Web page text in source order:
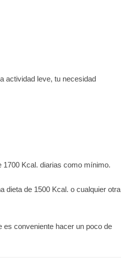
actividad leve, tu necesidad
1700 Kcal. diarias como mínimo.
dieta de 1500 Kcal. o cualquier otra
conveniente hacer un poco de